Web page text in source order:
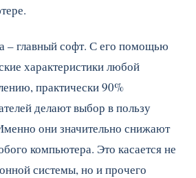
– главный софт. С его помощью
характеристики любой
практически 90%
делают выбор в пользу
они значительно снижают
компьютера. Это касается не
системы, но и прочего